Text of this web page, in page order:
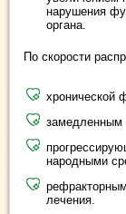
нарушения
органа.
По скорости
хронической
замедленным
народными
лечения.